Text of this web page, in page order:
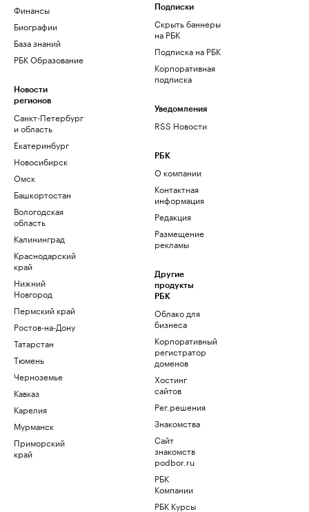
Финансы
Биографии
База знаний
РБК Образование
Новости
регионов
Санкт-Петербург
и область
Екатеринбург
Новосибирск
Омск
Башкортостан
Вологодская
область
Калининград
Краснодарский
край
Нижний
Новгород
Пермский край
Ростов-на-Дону
Татарстан
Тюмень
Черноземье
Кавказ
Карелия
Мурманск
Приморский
край
Подписки
Скрыть баннеры
на РБК
Подписка на РБК
Корпоративная
подписка
Уведомления
RSS Новости
РБК
О компании
Контактная
информация
Редакция
Размещение
рекламы
Другие
продукты
РБК
Облако для
бизнеса
Корпоративный
регистратор
доменов
Хостинг
сайтов
Рег.решения
Знакомства
Сайт
знакомств
podbor.ru
РБК
Компании
РБК Курсы